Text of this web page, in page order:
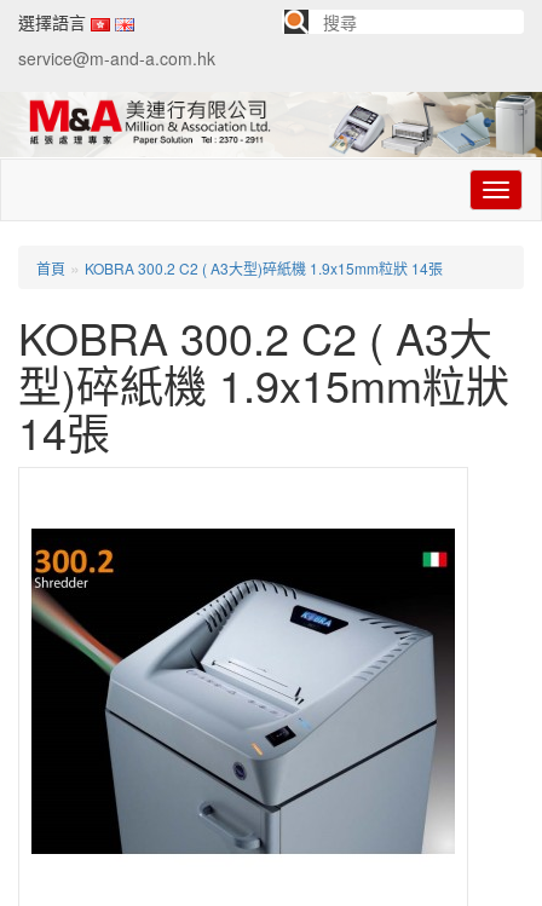
選擇語言
service@m-and-a.com.hk
切
换
首頁 » KOBRA 300.2 C2 ( A3大型)碎紙機 1.9x15mm粒狀 14張
KOBRA 300.2 C2 ( A3大
型)碎紙機 1.9x15mm粒狀
14張